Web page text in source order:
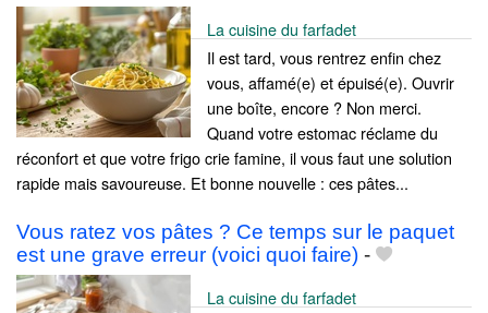
La cuisine du farfadet
Il est tard, vous rentrez enfin chez
vous, affamé(e) et épuisé(e). Ouvrir
une boîte, encore ? Non merci.
Quand votre estomac réclame du
réconfort et que votre frigo crie famine, il vous faut une solution
rapide mais savoureuse. Et bonne nouvelle : ces pâtes...
Vous ratez vos pâtes ? Ce temps sur le paquet
est une grave erreur (voici quoi faire) -
La cuisine du farfadet